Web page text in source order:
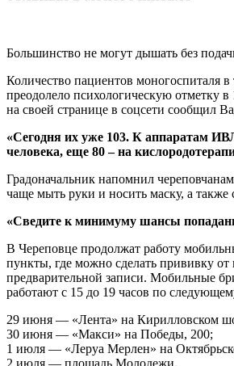
Большинство не могут дышать без
Количество пациентов моногоспиталя
преодолело психологическую отметку
на своей странице в соцсети сообщил
«Сегодня их уже 103. К аппаратам
человека, еще 80 – на
Градоначальник напомнил
чаще мыть руки и носить маску, а также
«Сведите к минимуму шансы
В Череповце продолжат работу
пункты, где можно сделать прививку от
предварительной записи. Мобильные
работают с 15 до 19 часов по
29 июня — «Лента» на Кирилловском
30 июня — «Макси» на Победы, 200;
1 июля — «Леруа Мерлен» на